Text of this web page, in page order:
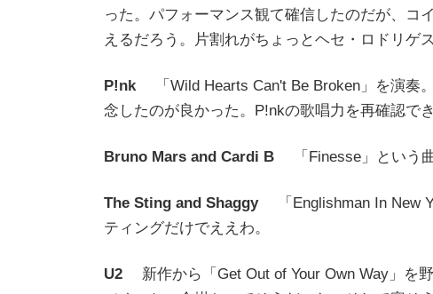
った。パフォーマンス観て確信したのだが、コ
えるだろう。片割れがちょっとヘセ・ロドリゲ
P!nk
「Wild Hearts Can't Be Broken」を演奏
念したのが良かった。P!nkの歌唱力を再確認でき
Bruno Mars and Cardi B 「Finesse」という
The Sting and Shaggy
「Englishman In New
ティングだけでええわ。
U2
新作から「Get Out of Your Own Way」を